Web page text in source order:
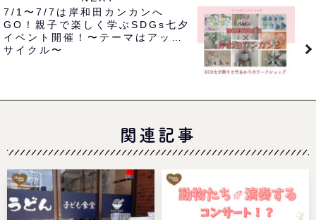
7/1〜7/7は岸和田カンカンへ
GO！親子で楽しく学ぶSDGs七夕
イベント開催！〜テーマはアップ
サイクル〜
関連記事